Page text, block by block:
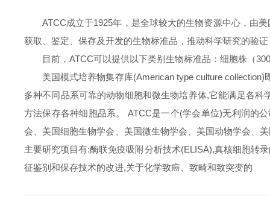
ATCC成立于1925年，是全球较大的生物资源中心，由
获取、鉴定、保存及开发的生物标准品，推动科学研究的验
目前，ATCC可以提供以下类别生物标准品：细胞株（
美国模式培养物集存库(American type culture
多种不同品系可靠的动物细胞和微生物培养体,它能满足各
方法保存各种细胞品系。 ATCC是一个(学会单位)无利润的
会、美国细胞生物学会、美国微生物学会、美国动物学会、
主要研究项目有:酶联免疫吸附分析技术(ELISA),真核细胞转
征鉴别和保存技术的改进,关于化学致癌、致畸和致突变的